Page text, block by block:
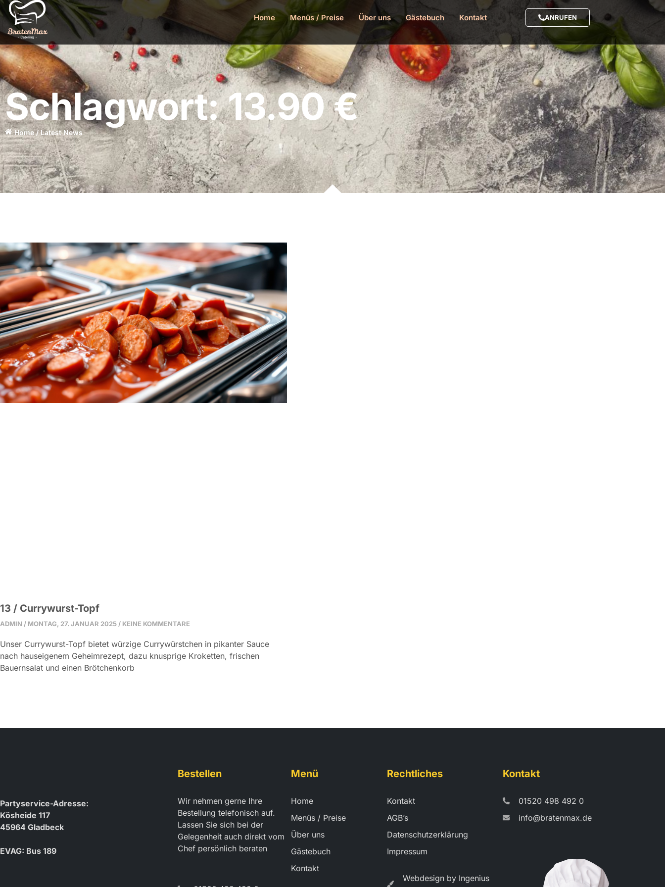
Home Menüs / Preise Über uns Gästebuch Kontakt ANRUFEN
Schlagwort: 13.90 €
Home / Latest News​
13 / Currywurst-Topf
ADMIN MONTAG, 27. JANUAR 2025 KEINE KOMMENTARE
Unser Currywurst-Topf bietet würzige Currywürstchen in pikanter Sauce
nach hauseigenem Geheimrezept, dazu knusprige Kroketten, frischen
Bauernsalat und einen Brötchenkorb
Partyservice-Adresse:
Kösheide 117
45964 Gladbeck
EVAG: Bus 189
Bestellen
Wir nehmen gerne Ihre
Bestellung telefonisch auf.
Lassen Sie sich bei der
Gelegenheit auch direkt vom
Chef persönlich beraten
Menü
Home
Menüs / Preise
Über uns
Gästebuch
Kontakt
Rechtliches
Kontakt
AGB’s
Datenschutzerklärung
Impressum
Webdesign by Ingenius
Kontakt
01520 498 492 0
info@bratenmax.de